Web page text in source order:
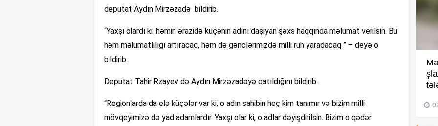
deputat Aydın Mirzəzadə bildirib.
“Yaxşı olardı ki, həmin ərazidə küçənin adını daşıyan şəxs haqqında məlumat verilsin. Bu
həm məlumatlılığı artıracaq, həm də gənclərimizdə milli ruh yaradacaq ” – deyə o
bildirib.
Deputat Tahir Rzayev də Aydın Mirzəzadəyə qatıldığını bildirib.
“Regionlarda da elə küçələr var ki, o adın sahibin heç kim tanımır və bizim milli
mövqeyimizə də yad adamlardır. Yaxşı olar ki, o adlar dəyişdirilsin. Bizim o qədər
Video
29 İyul 2026, 16:21